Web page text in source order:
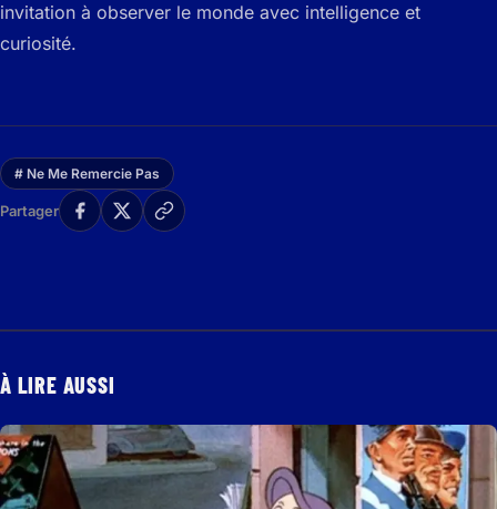
invitation à observer le monde avec intelligence et
curiosité.
# Ne Me Remercie Pas
Partager
À LIRE AUSSI